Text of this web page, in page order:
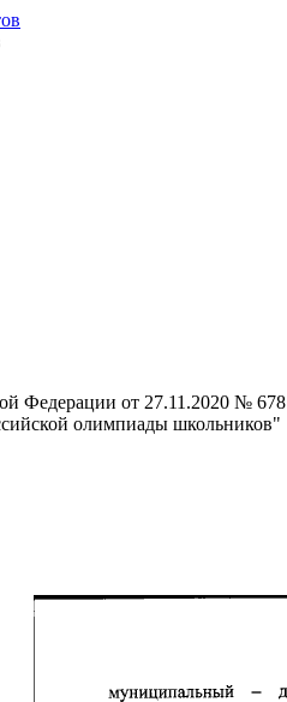
Федерации от 27.11.2020 № 678
олимпиады школьников"